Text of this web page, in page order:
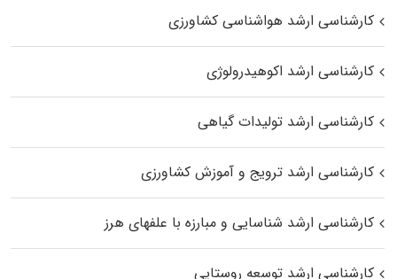
کارشناسی ارشد هواشناسی کشاورزی
کارشناسی ارشد اکوهیدرولوژی
کارشناسی ارشد تولیدات گیاهی
کارشناسی ارشد ترویج و آموزش کشاورزی
کارشناسی ارشد شناسایی و مبارزه با علفهای هرز
کارشناسی ارشد توسعه روستایی